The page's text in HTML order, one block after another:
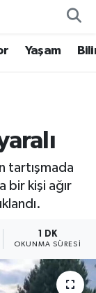
Yaşam
tartışmada
bir kişi ağır
1 DK
OKUNMA SÜRESI